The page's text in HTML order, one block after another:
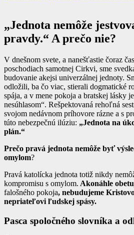
„Jednota nemôže
pravdy.“ A prečo nie?
V dnešnom svete, a nanešťastie čoraz
poschodiach samotnej Cirkvi, sme
budovanie akejsi univerzálnej jednoty.
odložili, ba čo viac, stierali dogmatické
spája, a v mene pokoja a bratskej lásky
nesúhlasom“. Rešpektovaná rehoľná
svojom nedávnom príhovore rázne a s
túto nebezpečnú ilúziu: „Jednota na
plán.“
Prečo pravá jednota nemôže byť
omylom?
Pravá katolícka jednota totiž nikdy
kompromisu s omylom. Akonáhle
falošného pokoja, nebudujeme
nepriateľovi ľudskej spásy.
Pasca spoločného slovníka a